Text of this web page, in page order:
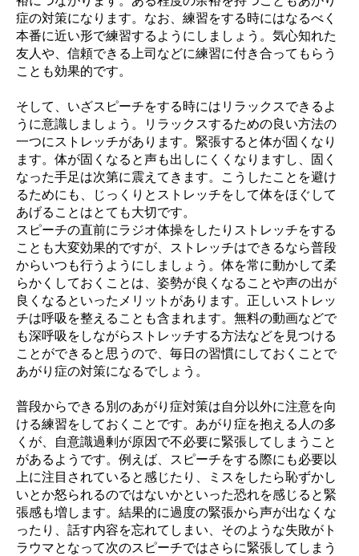
症の対策になります。なお、練習をする時にはなるべく
本番に近い形で練習するようにしましょう。気心知れた
友人や、信頼できる上司などに練習に付き合ってもらう
ことも効果的です。
そして、いざスピーチをする時にはリラックスできるよ
うに意識しましょう。リラックスするための良い方法の
一つにストレッチがあります。緊張すると体が固くなり
ます。体が固くなると声も出しにくくなりますし、固く
なった手足は次第に震えてきます。こうしたことを避け
るためにも、じっくりとストレッチをして体をほぐして
あげることはとても大切です。
スピーチの直前にラジオ体操をしたりストレッチをする
ことも大変効果的ですが、ストレッチはできるなら普段
からいつも行うようにしましょう。体を常に動かして柔
らかくしておくことは、姿勢が良くなることや声の出が
良くなるといったメリットがあります。正しいストレッ
チは呼吸を整えることも含まれます。無料の動画などで
も深呼吸をしながらストレッチする方法などを見つける
ことができると思うので、毎日の習慣にしておくことで
あがり症の対策になるでしょう。
普段からできる別のあがり症対策は自分以外に注意を向
ける練習をしておくことです。あがり症を抱える人の多
くが、自意識過剰が原因で不必要に緊張してしまうこと
があるようです。例えば、スピーチをする際にも必要以
上に注目されていると感じたり、ミスをしたら恥ずかし
いとか怒られるのではないかといった恐れを感じると緊
張感も増します。結果的に過度の緊張から声が出なくな
ったり、話す内容を忘れてしまい、そのような失敗がト
ラウマとなって次のスピーチではさらに緊張してしまう